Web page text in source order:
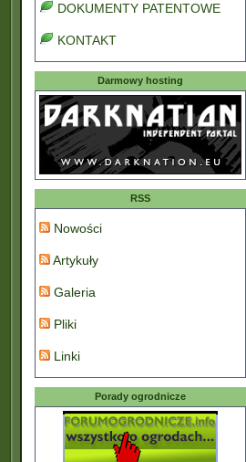
DOKUMENTY PATENTOWE
KONTAKT
Darmowy hosting
RSS
Nowości
Artykuły
Galeria
Pliki
Linki
Porady ogrodnicze